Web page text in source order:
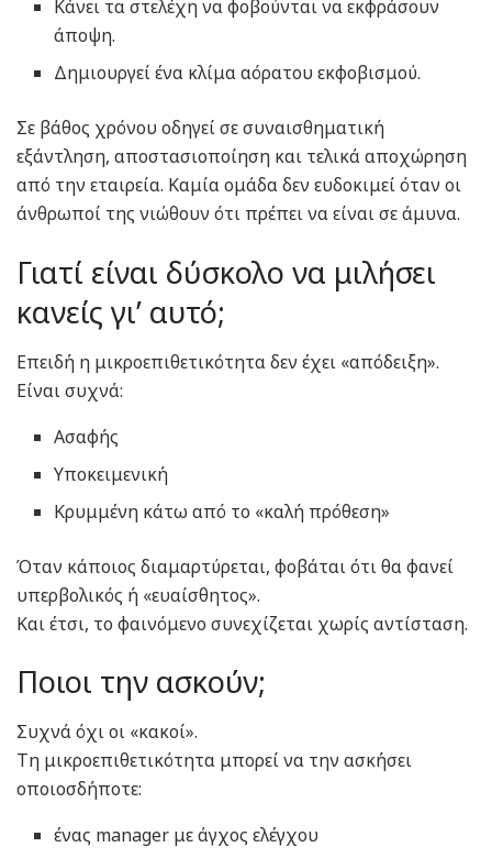
Κάνει τα στελέχη να φοβούνται να εκφράσουν
άποψη.
Δημιουργεί ένα κλίμα αόρατου εκφοβισμού.
Σε βάθος χρόνου οδηγεί σε συναισθηματική
εξάντληση, αποστασιοποίηση και τελικά αποχώρηση
από την εταιρεία. Καμία ομάδα δεν ευδοκιμεί όταν οι
άνθρωποί της νιώθουν ότι πρέπει να είναι σε άμυνα.
Γιατί είναι δύσκολο να μιλήσει
κανείς γι’ αυτό;
Επειδή η μικροεπιθετικότητα δεν έχει «απόδειξη».
Είναι συχνά:
Ασαφής
Υποκειμενική
Κρυμμένη κάτω από το «καλή πρόθεση»
Όταν κάποιος διαμαρτύρεται, φοβάται ότι θα φανεί
υπερβολικός ή «ευαίσθητος».
Και έτσι, το φαινόμενο συνεχίζεται χωρίς αντίσταση.
Ποιοι την ασκούν;
Συχνά όχι οι «κακοί».
Τη μικροεπιθετικότητα μπορεί να την ασκήσει
οποιοσδήποτε:
ένας manager με άγχος ελέγχου